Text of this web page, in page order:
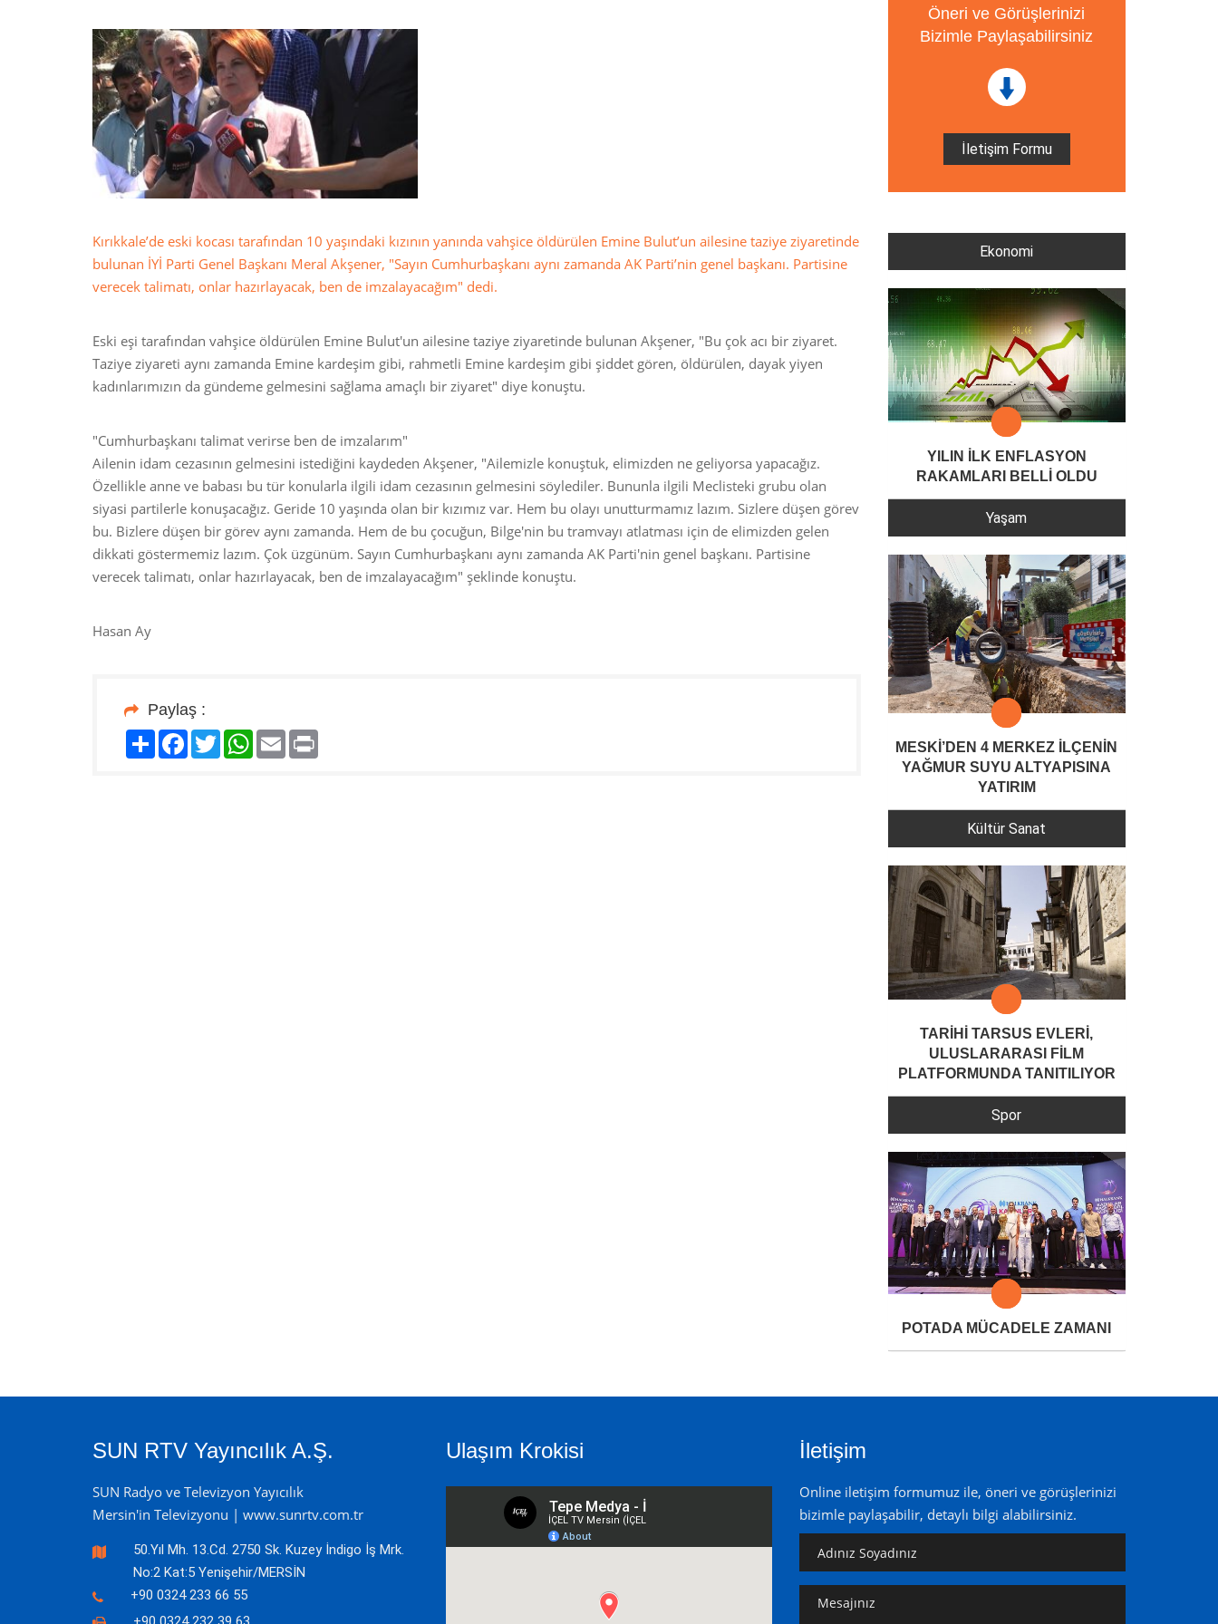
Kırıkkale’de eski kocası tarafından 10 yaşındaki kızının yanında vahşice öldürülen Emine Bulut’un ailesine taziye ziyaretinde
bulunan İYİ Parti Genel Başkanı Meral Akşener, "Sayın Cumhurbaşkanı aynı zamanda AK Parti’nin genel başkanı. Partisine
verecek talimatı, onlar hazırlayacak, ben de imzalayacağım" dedi.
Eski eşi tarafından vahşice öldürülen Emine Bulut'un ailesine taziye ziyaretinde bulunan Akşener, "Bu çok acı bir ziyaret.
Taziye ziyareti aynı zamanda Emine kardeşim gibi, rahmetli Emine kardeşim gibi şiddet gören, öldürülen, dayak yiyen
kadınlarımızın da gündeme gelmesini sağlama amaçlı bir ziyaret" diye konuştu.
"Cumhurbaşkanı talimat verirse ben de imzalarım"
Ailenin idam cezasının gelmesini istediğini kaydeden Akşener, "Ailemizle konuştuk, elimizden ne geliyorsa yapacağız.
Özellikle anne ve babası bu tür konularla ilgili idam cezasının gelmesini söylediler. Bununla ilgili Meclisteki grubu olan
siyasi partilerle konuşacağız. Geride 10 yaşında olan bir kızımız var. Hem bu olayı unutturmamız lazım. Sizlere düşen görev
bu. Bizlere düşen bir görev aynı zamanda. Hem de bu çocuğun, Bilge'nin bu tramvayı atlatması için de elimizden gelen
dikkati göstermemiz lazım. Çok üzgünüm. Sayın Cumhurbaşkanı aynı zamanda AK Parti'nin genel başkanı. Partisine
verecek talimatı, onlar hazırlayacak, ben de imzalayacağım" şeklinde konuştu.
Hasan Ay
Paylaş :
PaylaşFacebook
TwitterWhatsApp
Email
Öneri ve Görüşlerinizi
Bizimle Paylaşabilirsiniz
İletişim Formu
Ekonomi
YILIN İLK ENFLASYON
RAKAMLARI BELLİ OLDU
Yaşam
MESKİ’DEN 4 MERKEZ İLÇENİN
YAĞMUR SUYU ALTYAPISINA
YATIRIM
Kültür Sanat
TARİHİ TARSUS EVLERİ,
ULUSLARARASI FİLM
PLATFORMUNDA TANITILIYOR
Spor
POTADA MÜCADELE ZAMANI
SUN RTV Yayıncılık A.Ş.
SUN Radyo ve Televizyon Yayıcılık
Mersin'in Televizyonu | www.sunrtv.com.tr
50.Yıl Mh. 13.Cd. 2750 Sk. Kuzey İndigo İş Mrk.
No:2 Kat:5 Yenişehir/MERSİN
+90 0324 233 66 55
Ulaşım Krokisi İletişim
Online iletişim formumuz ile, öneri ve görüşlerinizi
bizimle paylaşabilir, detaylı bilgi alabilirsiniz.